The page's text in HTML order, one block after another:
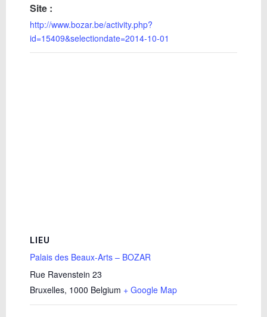
Site :
http://www.bozar.be/activity.php?
id=15409&selectiondate=2014-10-01
LIEU
Palais des Beaux-Arts – BOZAR
Rue Ravenstein 23
Bruxelles, 1000 Belgium + Google Map